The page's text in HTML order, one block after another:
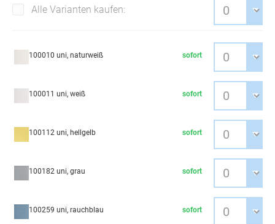
Alle Varianten kaufen:
100010 uni, naturweiß sofort
100011 uni, weiß sofort
100112 uni, hellgelb sofort
100182 uni, grau sofort
100259 uni, rauchblau sofort